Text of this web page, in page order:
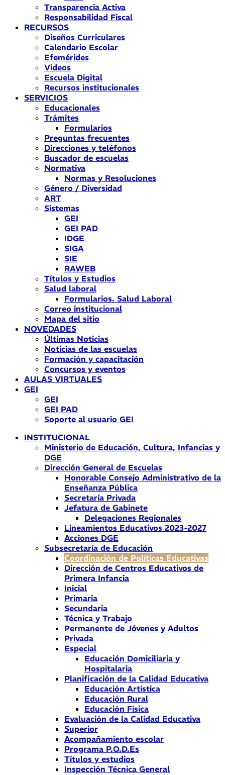
Transparencia Activa
Responsabilidad Fiscal
RECURSOS
Diseños Curriculares
Calendario Escolar
Efemérides
Videos
Escuela Digital
Recursos institucionales
SERVICIOS
Educacionales
Trámites
Formularios
Preguntas frecuentes
Direcciones y teléfonos
Buscador de escuelas
Normativa
Normas y Resoluciones
Género / Diversidad
ART
Sistemas
GEI
GEI PAD
IDGE
SIGA
SIE
RAWEB
Títulos y Estudios
Salud laboral
Formularios. Salud Laboral
Correo institucional
Mapa del sitio
NOVEDADES
Últimas Noticias
Noticias de las escuelas
Formación y capacitación
Concursos y eventos
AULAS VIRTUALES
GEI
GEI
GEI PAD
Soporte al usuario GEI
INSTITUCIONAL
Ministerio de Educación, Cultura, Infancias y
DGE
Dirección General de Escuelas
Honorable Consejo Administrativo de la
Enseñanza Pública
Secretaría Privada
Jefatura de Gabinete
Delegaciones Regionales
Lineamientos Educativos 2023-2027
Acciones DGE
Subsecretaría de Educación
Coordinación de Políticas Educativas
Dirección de Centros Educativos de
Primera Infancia
Inicial
Primaria
Secundaria
Técnica y Trabajo
Permanente de Jóvenes y Adultos
Privada
Especial
Educación Domiciliaria y
Hospitalaria
Planificación de la Calidad Educativa
Educación Artística
Educación Rural
Educación Física
Evaluación de la Calidad Educativa
Superior
Acompañamiento escolar
Programa P.O.D.Es
Títulos y estudios
Inspección Técnica General